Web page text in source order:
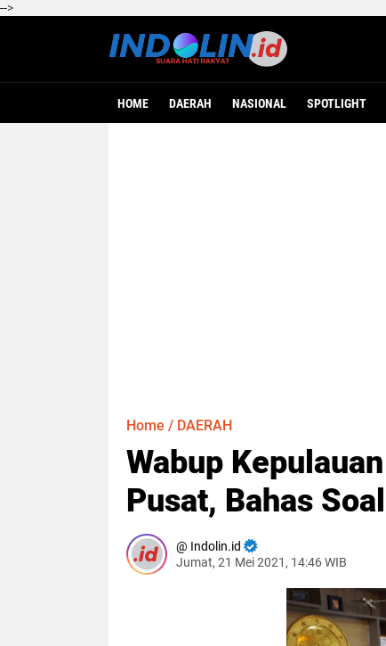
-->
HOME DAERAH NASIONAL SPOTLIGHT
Home / DAERAH
Wabup
Pusat, Bahas
Indolin.id
Jumat, 21 Mei 2021, 14:46 WIB